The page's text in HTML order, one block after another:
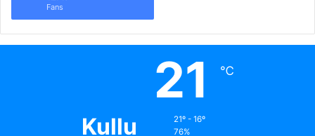
Fans
Kullu
21 ℃
21º - 16º
76%